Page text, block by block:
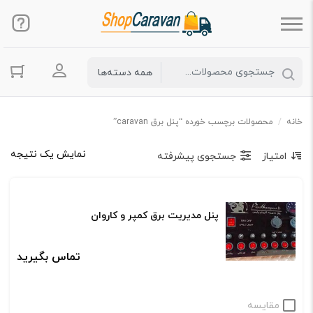
ورود به
خانه / محصولات برچسب خورده “پنل برق caravan”
نمایش یک نتیجه امتیاز جستجوی پیشرفته
پنل مدیریت برق کمپر و کاروان
تماس بگیرید
مقایسه